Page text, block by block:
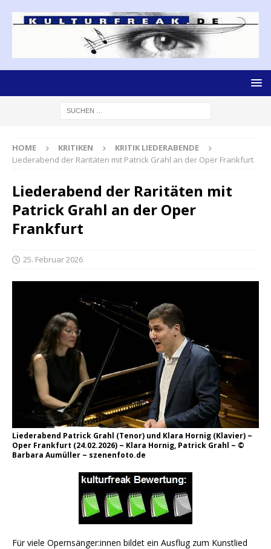
HOME KRITIKEN
KRITIK LIEDERABENDE
Liederabend der Raritäten mit Patrick Grahl an der Oper Frankfurt
Liederabend der Raritäten mit
Patrick Grahl an der Oper
Frankfurt
25. Februar 2026
Liederabend Patrick Grahl (Tenor) und Klara Hornig (Klavier) ~
Oper Frankfurt (24.02.2026) ~ Klara Hornig, Patrick Grahl ~ ©
Barbara Aumüller ~ szenenfoto.de
Für viele Opernsänger:innen bildet ein Ausflug zum Kunstlied